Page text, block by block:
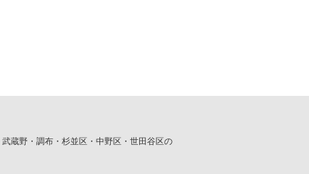
蔵野・調布・杉並区・中野区・世田谷区の